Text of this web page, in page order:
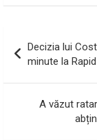
în
articole
Decizia lui
minute la Rapid
A văzut